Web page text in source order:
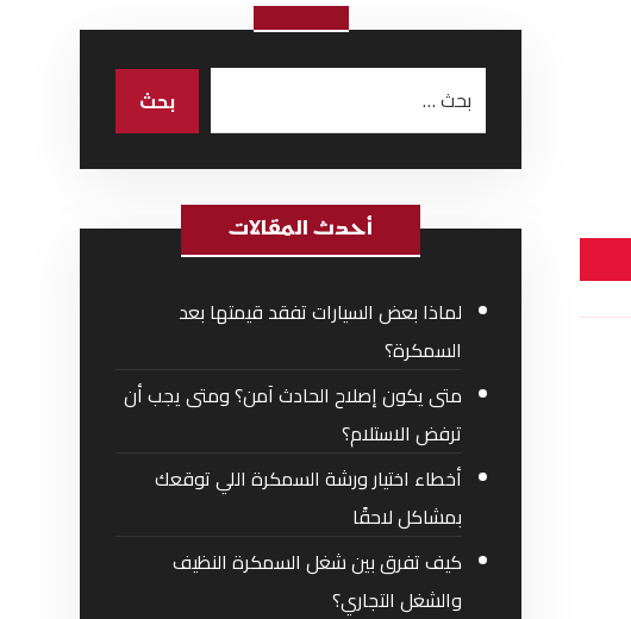
أحدث المقالات
لماذا بعض السيارات تفقد قيمتها بعد
السمكرة؟
متى يكون إصلاح الحادث آمن؟ ومتى يجب أن
ترفض الاستلام؟
أخطاء اختيار ورشة السمكرة اللي توقعك
بمشاكل لاحقًا
كيف تفرق بين شغل السمكرة النظيف
والشغل التجاري؟